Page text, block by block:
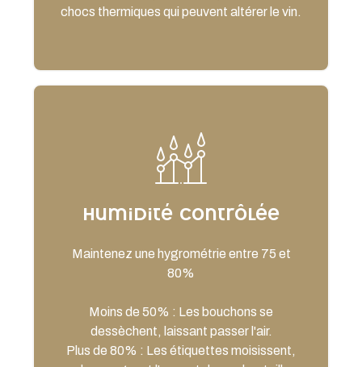
chocs thermiques qui peuvent altérer le vin.
Humidité contrôlée
Maintenez une hygrométrie entre 75 et
80%
Moins de 50% : Les bouchons se
dessèchent, laissant passer l'air.
Plus de 80% : Les étiquettes moisissent,